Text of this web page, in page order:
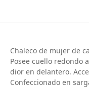
Chaleco de mujer de
Posee cuello redondo
dior en delantero.
Confeccionado en